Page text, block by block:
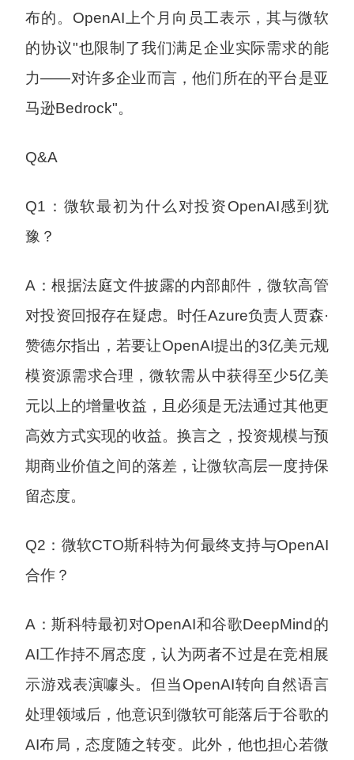
布的。OpenAI上个月向员工表示，其与微软
的协议"也限制了我们满足企业实际需求的能
力——对许多企业而言，他们所在的平台是亚
马逊Bedrock"。
Q&A
Q1：微软最初为什么对投资OpenAI感到犹
豫？
A：根据法庭文件披露的内部邮件，微软高管
对投资回报存在疑虑。时任Azure负责人贾森·
赞德尔指出，若要让OpenAI提出的3亿美元规
模资源需求合理，微软需从中获得至少5亿美
元以上的增量收益，且必须是无法通过其他更
高效方式实现的收益。换言之，投资规模与预
期商业价值之间的落差，让微软高层一度持保
留态度。
Q2：微软CTO斯科特为何最终支持与OpenAI
合作？
A：斯科特最初对OpenAI和谷歌DeepMind的
AI工作持不屑态度，认为两者不过是在竞相展
示游戏表演噱头。但当OpenAI转向自然语言
处理领域后，他意识到微软可能落后于谷歌的
AI布局，态度随之转变。此外，他也担心若微